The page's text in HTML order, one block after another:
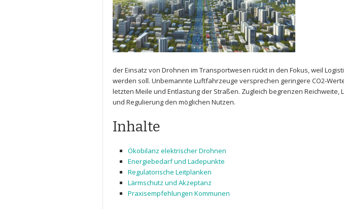
der Einsatz‍ von Drohnen im​ Transportwesen ​rückt⁣ in ⁤den Fokus, weil
⁣werden⁣ soll.⁣ Unbemannte Luftfahrzeuge versprechen geringere
letzten⁣ Meile und‌ Entlastung der Straßen. Zugleich⁢ begrenzen ⁣Reichweite,
und ⁢Regulierung den möglichen Nutzen.
Inhalte
Ökobilanz elektrischer Drohnen
Energiebedarf ‍und Ladepunkte
Regulatorische⁣ Leitplanken
Lärmschutz und Akzeptanz
Praxisempfehlungen Kommunen